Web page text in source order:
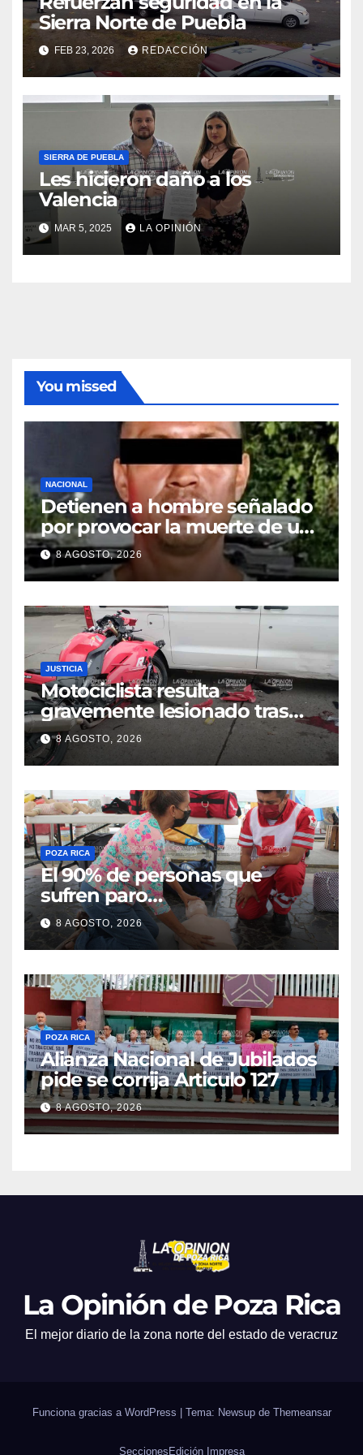
Sierra Norte de Puebla
FEB 23, 2026 REDACCIÓN
SIERRA DE PUEBLA
Les hicieron daño a los
Valencia
MAR 5, 2025 LA OPINIÓN
You missed
NACIONAL
Detienen a hombre señalado
por provocar la muerte de un
adulto mayor
8 AGOSTO, 2026
JUSTICIA
Motociclista resulta
gravemente lesionado tras
choque en la colonia Ricardo
Flores Magón
8 AGOSTO, 2026
POZA RICA
El 90% de personas que
sufren paro
cardiorrespiratorio mueren
8 AGOSTO, 2026
POZA RICA
Alianza Nacional de Jubilados
pide se corrija Articulo 127
8 AGOSTO, 2026
La Opinión de Poza Rica
El mejor diario de la zona norte del estado de veracruz
Funciona gracias a WordPress | Tema: Newsup de Themeansar
Secciones Edición Impresa